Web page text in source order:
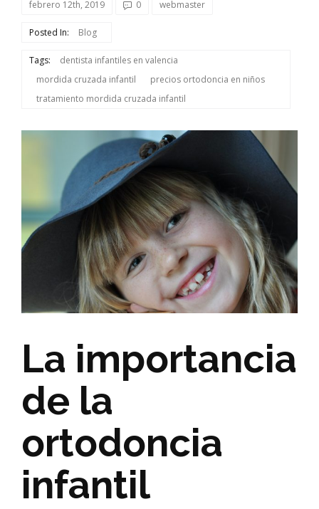
febrero 12th, 2019 0 webmaster
Posted In: Blog
Tags:
dentista infantiles en valencia
mordida cruzada infantil
precios ortodoncia en niños
tratamiento mordida cruzada infantil
La importancia
de la
ortodoncia
infantil